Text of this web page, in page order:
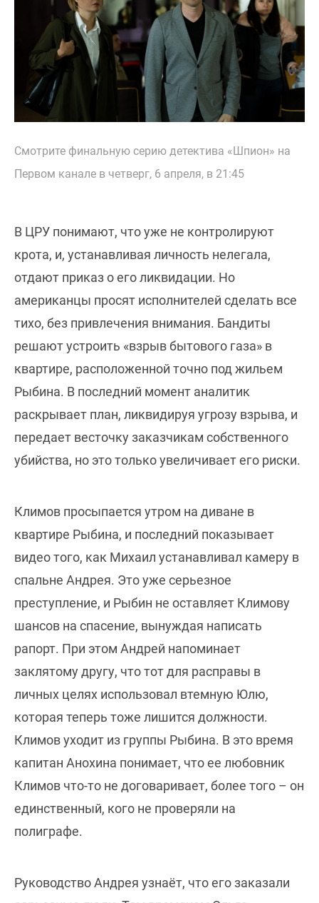
Смотрите финальную серию детектива «Шпион» на
Первом канале в четверг, 6 апреля, в 21:45
В ЦРУ понимают, что уже не контролируют
крота, и, устанавливая личность нелегала,
отдают приказ о его ликвидации. Но
американцы просят исполнителей сделать все
тихо, без привлечения внимания. Бандиты
решают устроить «взрыв бытового газа» в
квартире, расположенной точно под жильем
Рыбина. В последний момент аналитик
раскрывает план, ликвидируя угрозу взрыва, и
передает весточку заказчикам собственного
убийства, но это только увеличивает его риски.
Климов просыпается утром на диване в
квартире Рыбина, и последний показывает
видео того, как Михаил устанавливал камеру в
спальне Андрея. Это уже серьезное
преступление, и Рыбин не оставляет Климову
шансов на спасение, вынуждая написать
рапорт. При этом Андрей напоминает
заклятому другу, что тот для расправы в
личных целях использовал втемную Юлю,
которая теперь тоже лишится должности.
Климов уходит из группы Рыбина. В это время
капитан Анохина понимает, что ее любовник
Климов что-то не договаривает, более того – он
единственный, кого не проверяли на
полиграфе.
Руководство Андрея узнаёт, что его заказали